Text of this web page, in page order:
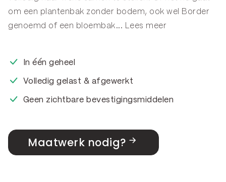
om een plantenbak zonder bodem, ook wel
Border
genoemd of een bloembak ... Lees meer
In één geheel
Volledig gelast & afgewerkt
Geen zichtbare bevestigingsmiddelen
Maatwerk nodig?